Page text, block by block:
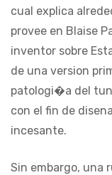
cual explica
provee en Blaise
inventor sobre
de una version
patologi�a del
con el fin de
incesante.
Sin embargo, una